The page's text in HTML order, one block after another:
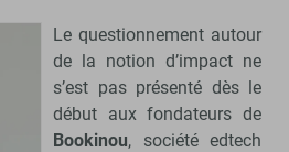
Le questionnement autour
de la notion d’impact ne
s’est pas présenté dès le
début aux fondateurs de
Bookinou, société edtech